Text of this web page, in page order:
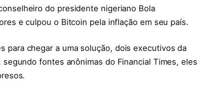
do presidente nigeriano Bola
e culpou o Bitcoin pela inflação em seu país.
para chegar a uma solução, dois executivos da
fontes anônimas do Financial Times, eles